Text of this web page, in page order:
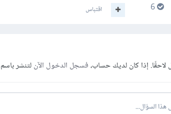
اقتباس
إذا كان لديك حساب،فسجل الدخول الآنلتنشر
السؤال...